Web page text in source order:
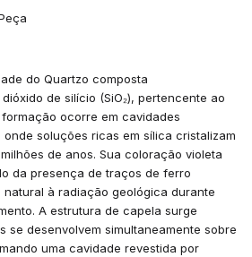
do Quartzo composta
de silício (SiO₂), pertencente ao
ocorre em cavidades
soluções ricas em sílica cristalizam
de anos. Sua coloração violeta
da presença de traços de ferro
à radiação geológica durante
A estrutura de capela surge
se desenvolvem simultaneamente sobre
uma cavidade revestida por